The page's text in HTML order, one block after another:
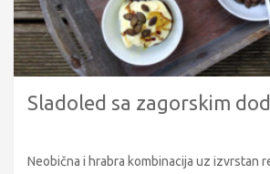
Sladoled sa zagorskim
Neobična i hrabra kombinacija uz izvrstan